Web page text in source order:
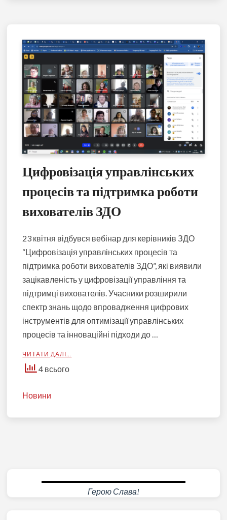
Цифровізація управлінських
процесів та підтримка роботи
вихователів ЗДО
23 квітня відбувся вебінар для керівників ЗДО
“Цифровізація управлінських процесів та
підтримка роботи вихователів ЗДО”, які виявили
зацікавленість у цифровізації управління та
підтримці вихователів. Учасники розширили
спектр знань щодо впровадження цифрових
інструментів для оптимізації управлінських
процесів та інноваційні підходи до …
ЧИТАТИ ДАЛІ…
4 всього
Новини
Герою Слава!